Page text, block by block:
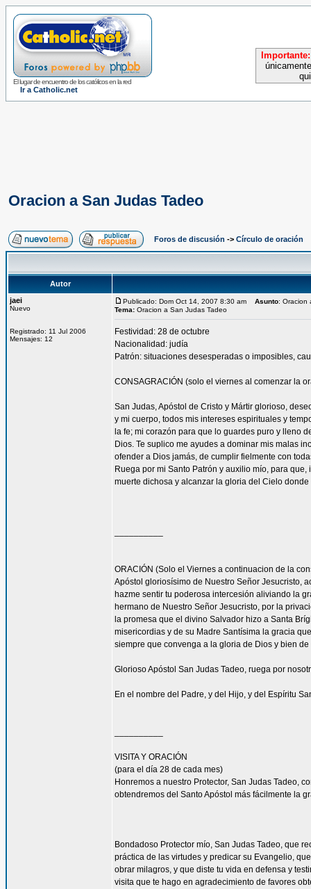
El lugar de encuentro de los católicos en la red
Ir a Catholic.net
Importante:
Oracion a San Judas Tadeo
Foros de discusión -> Círculo de oración
Autor
jaei
Nuevo
Registrado: 11 Jul 2006
Mensajes: 12
Publicado: Dom Oct 14, 2007 8:30 am Asunto: Oracion
Tema: Oracion a San Judas Tadeo
Festividad: 28 de octubre
Nacionalidad: judía
Patrón: situaciones desesperadas o imposibles,
CONSAGRACIÓN (solo el viernes al comenzar la
San Judas, Apóstol de Cristo y Mártir glorioso,
y mi cuerpo, todos mis intereses espirituales y
la fe; mi corazón para que lo guardes puro y lleno
Dios. Te suplico me ayudes a dominar mis malas
ofender a Dios jamás, de cumplir fielmente con
Ruega por mi Santo Patrón y auxilio mío, para
muerte dichosa y alcanzar la gloria del Cielo
ORACIÓN (Solo el Viernes a continuacion de la
Apóstol gloriosísimo de Nuestro Señor Jesucristo,
hazme sentir tu poderosa intercesión aliviando la
hermano de Nuestro Señor Jesucristo, por la
la promesa que el divino Salvador hizo a Santa
misericordias y de su Madre Santísima la gracia
siempre que convenga a la gloria de Dios y bien de
Glorioso Apóstol San Judas Tadeo, ruega por
En el nombre del Padre, y del Hijo, y del Espíritu
VISITA Y ORACIÓN
(para el día 28 de cada mes)
Honremos a nuestro Protector, San Judas Tadeo,
obtendremos del Santo Apóstol más fácilmente la
Bondadoso Protector mío, San Judas Tadeo, que
práctica de las virtudes y predicar su Evangelio,
obrar milagros, y que diste tu vida en defensa y
visita que te hago en agradecimiento de favores